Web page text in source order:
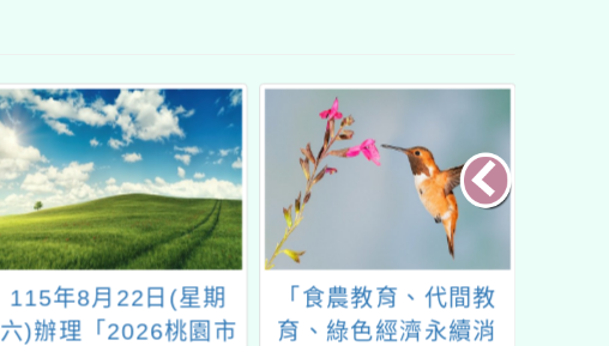
115年8月22日(星期
六)辦理「2026桃園市
「食農教育、代間教
育、綠色經濟永續消